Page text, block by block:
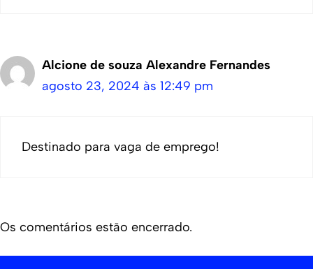
Alcione de souza Alexandre Fernandes
agosto 23, 2024 às 12:49 pm
Destinado para vaga de emprego!
Os comentários estão encerrado.